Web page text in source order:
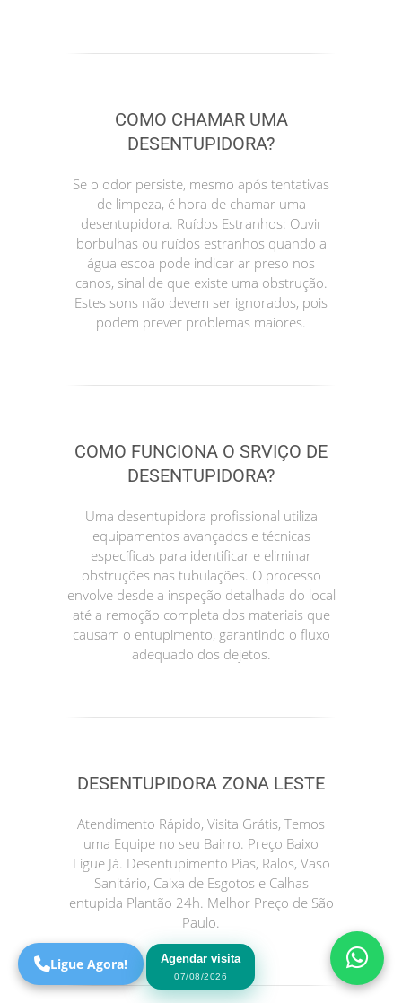
COMO CHAMAR UMA
DESENTUPIDORA?
Se o odor persiste, mesmo após tentativas
de limpeza, é hora de chamar uma
desentupidora. Ruídos Estranhos: Ouvir
borbulhas ou ruídos estranhos quando a
água escoa pode indicar ar preso nos
canos, sinal de que existe uma obstrução.
Estes sons não devem ser ignorados, pois
podem prever problemas maiores.
COMO FUNCIONA O SRVIÇO DE
DESENTUPIDORA?
Uma desentupidora profissional utiliza
equipamentos avançados e técnicas
específicas para identificar e eliminar
obstruções nas tubulações. O processo
envolve desde a inspeção detalhada do local
até a remoção completa dos materiais que
causam o entupimento, garantindo o fluxo
adequado dos dejetos.
DESENTUPIDORA ZONA LESTE
Atendimento Rápido, Visita Grátis, Temos
uma Equipe no seu Bairro. Preço Baixo
Ligue Já. Desentupimento Pias, Ralos, Vaso
Sanitário, Caixa de Esgotos e Calhas
entupida Plantão 24h. Melhor Preço de São
Paulo.
Agendar visita
07/08/2026
Precisa de Ajuda?
Online
São Paulo! Precisa de
ajuda?
Online
Ligue Agora!